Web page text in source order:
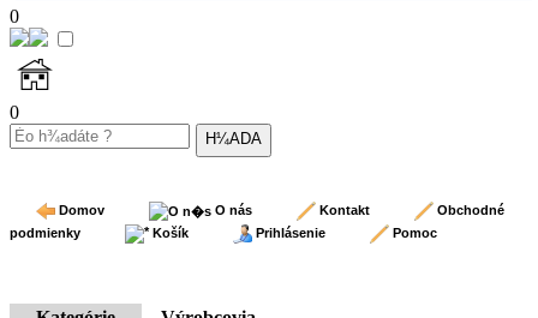
0
0
Domov O nás Kontakt
Obchodné
podmienky
Košík Prihlásenie Pomoc